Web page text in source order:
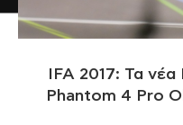
IFA 2017: Τα
Phantom 4 Pro